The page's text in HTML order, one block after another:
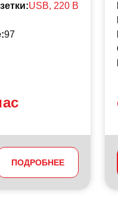
USB, 220 B
97
ПОДРОБНЕЕ